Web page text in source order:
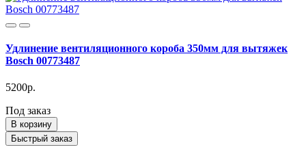
Удлинение вентиляционного короба 350мм для вытяжек
Bosch 00773487
5200р.
Под заказ
В корзину
Быстрый заказ